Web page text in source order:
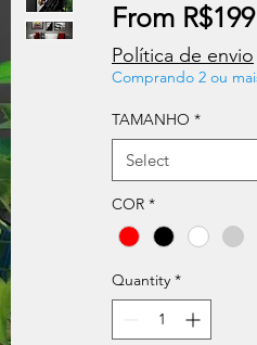
From
Política de envio
Comprando 2 ou
TAMANHO *
Select
COR *
Quantity *